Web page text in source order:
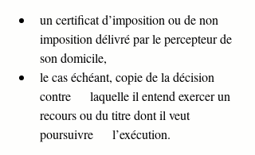
un certificat d’imposition ou de non
imposition délivré par le percepteur de
son domicile,
le cas échéant, copie de la décision
contre      laquelle il entend exercer un
recours ou du titre dont il veut
poursuivre      l’exécution.